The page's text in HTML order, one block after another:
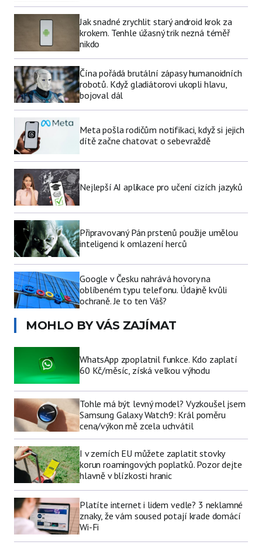
Jak snadné zrychlit starý android krok za
krokem. Tenhle úžasný trik nezná téměř
nikdo
Čína pořádá brutální zápasy humanoidních
robotů. Když gladiátorovi ukopli hlavu,
bojoval dál
Meta pošla rodičům notifikaci, když si jejich
dítě začne chatovat o sebevraždě
Nejlepší AI aplikace pro učení cizích jazyků
Připravovaný Pán prstenů použije umělou
inteligenci k omlazení herců
Google v Česku nahrává hovory na
oblíbeném typu telefonu. Údajně kvůli
ochraně. Je to ten Váš?
MOHLO BY VÁS ZAJÍMAT
WhatsApp zpoplatnil funkce. Kdo zaplatí
60 Kč/měsíc, získá velkou výhodu
Tohle má být levný model? Vyzkoušel jsem
Samsung Galaxy Watch9: Král poměru
cena/výkon mě zcela uchvátil
I v zemích EU můžete zaplatit stovky
korun roamingových poplatků. Pozor dejte
hlavně v blízkosti hranic
Platíte internet i lidem vedle? 3 neklamné
znaky, že vám soused potají krade domácí
Wi-Fi